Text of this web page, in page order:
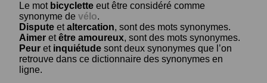
Le mot bicyclette eut être considéré comme
synonyme de vélo.
Dispute etaltercation, sont des mots synonymes.
Aimer etêtre amoureux, sont des mots synonymes.
Peur et inquiétude sont deux synonymes que l’on
retrouve dans ce dictionnaire des synonymes en
ligne.